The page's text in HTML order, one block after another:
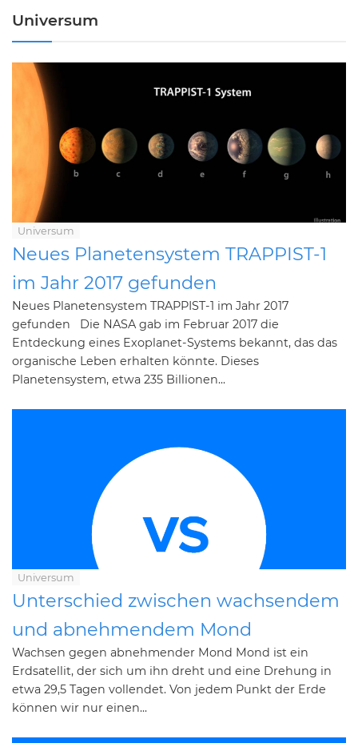
Universum
Universum
Neues Planetensystem TRAPPIST-1
im Jahr 2017 gefunden
Neues Planetensystem TRAPPIST-1 im Jahr 2017
gefunden Die NASA gab im Februar 2017 die
Entdeckung eines Exoplanet-Systems bekannt, das das
organische Leben erhalten könnte. Dieses
Planetensystem, etwa 235 Billionen...
Universum
Unterschied zwischen wachsendem
und abnehmendem Mond
Wachsen gegen abnehmender Mond Mond ist ein
Erdsatellit, der sich um ihn dreht und eine Drehung in
etwa 29,5 Tagen vollendet. Von jedem Punkt der Erde
können wir nur einen...